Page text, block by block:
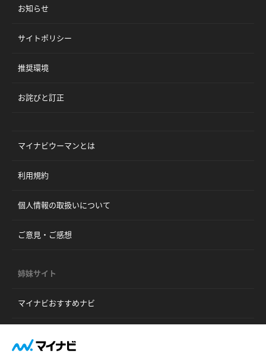
お知らせ
サイトポリシー
推奨環境
お詫びと訂正
マイナビウーマンとは
利用規約
個人情報の取扱いについて
ご意見・ご感想
姉妹サイト
マイナビおすすめナビ